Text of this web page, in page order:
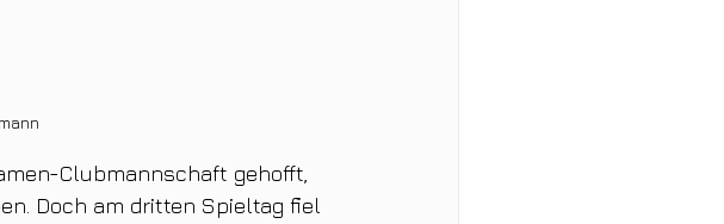
Clubmannschaft gehofft,
Doch am dritten Spieltag fiel